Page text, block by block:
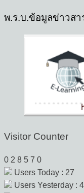
พ.ร.บ.ข้อมูลข่าวสา
Visitor Counter
0 2 8 5 7 0
Users Today : 27
Users Yesterday :